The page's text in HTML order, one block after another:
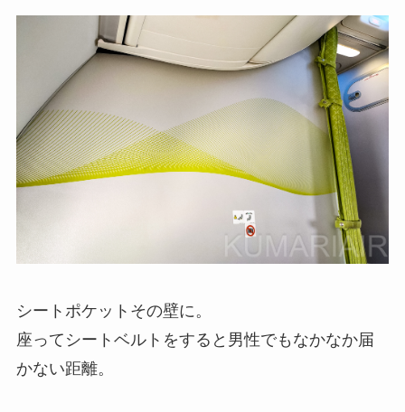
シートポケットその壁に。
座ってシートベルトをすると男性でもなかなか届
かない距離。